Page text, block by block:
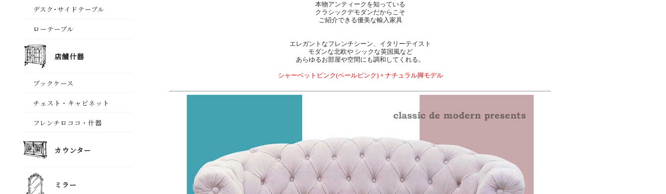
本物アンティークを知っている
クラシックデモダンだからこそ
ご紹介できる優美な輸入家具
エレガントなフレンチシーン、イタリーテイスト
モダンな北欧や シックな英国風など
あらゆるお部屋や空間にも調和してくれる。
シャーベットピンク(ペールピンク) × ナチュラル脚モデル